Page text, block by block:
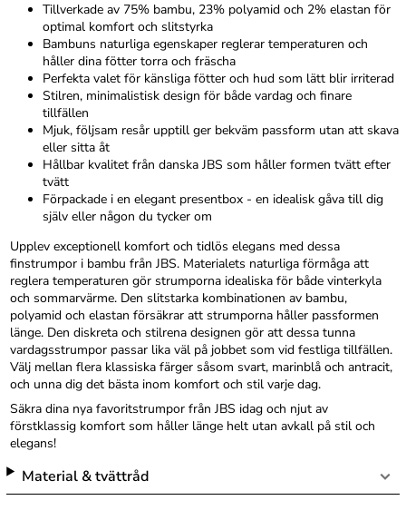
Tillverkade av 75% bambu, 23% polyamid och 2% elastan för
optimal komfort och slitstyrka
Bambuns naturliga egenskaper reglerar temperaturen och
håller dina fötter torra och fräscha
Perfekta valet för känsliga fötter och hud som lätt blir irriterad
Stilren, minimalistisk design för både vardag och finare
tillfällen
Mjuk, följsam resår upptill ger bekväm passform utan att skava
eller sitta åt
Hållbar kvalitet från danska JBS som håller formen tvätt efter
tvätt
Förpackade i en elegant presentbox - en idealisk gåva till dig
själv eller någon du tycker om
Upplev exceptionell komfort och tidlös elegans med dessa
finstrumpor i bambu från JBS. Materialets naturliga förmåga att
reglera temperaturen gör strumporna idealiska för både vinterkyla
och sommarvärme. Den slitstarka kombinationen av bambu,
polyamid och elastan försäkrar att strumporna håller passformen
länge. Den diskreta och stilrena designen gör att dessa tunna
vardagsstrumpor passar lika väl på jobbet som vid festliga tillfällen.
Välj mellan flera klassiska färger såsom svart, marinblå och antracit,
och unna dig det bästa inom komfort och stil varje dag.
Säkra dina nya favoritstrumpor från JBS idag och njut av
förstklassig komfort som håller länge helt utan avkall på stil och
elegans!
Material & tvättråd